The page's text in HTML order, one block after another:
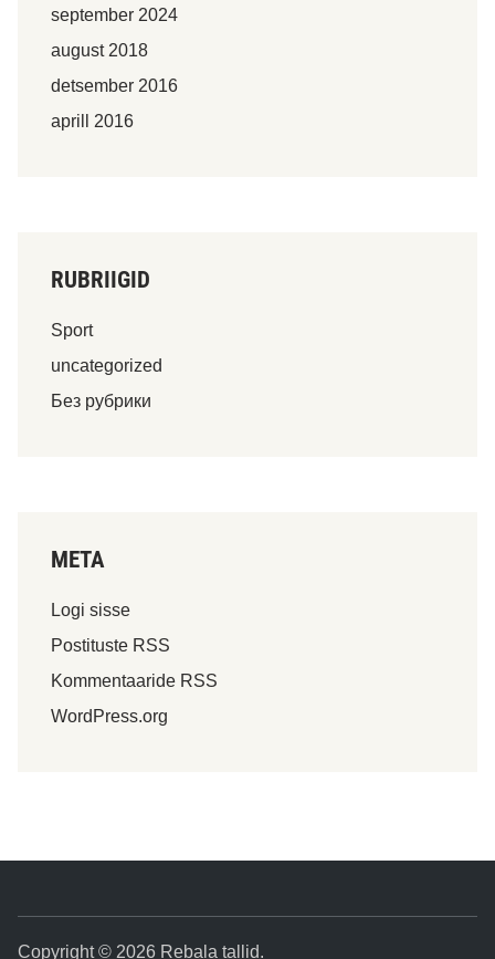
september 2024
august 2018
detsember 2016
aprill 2016
RUBRIIGID
Sport
uncategorized
Без рубрики
META
Logi sisse
Postituste RSS
Kommentaaride RSS
WordPress.org
Copyright © 2026 Rebala tallid.